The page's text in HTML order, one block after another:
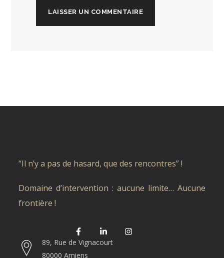
“Il n’y a pas de hasard, que des rencontres” !
Domaine d’intervention : aucune limite… Aucune
frontière !
89, Rue de Vignacourt
80000 Amiens